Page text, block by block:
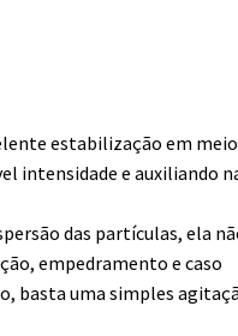
estabilização em meio
intensidade e auxiliando
das partículas, ela
empedramento e caso
basta uma simples